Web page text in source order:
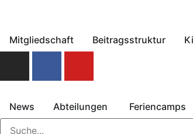
Mitgliedschaft Beitragsstruktur
News Abteilungen Feriencamps